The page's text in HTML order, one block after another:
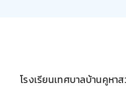
ตรวจผลการเรียน
โรงเรียนเทศบาลบ้านคูหา